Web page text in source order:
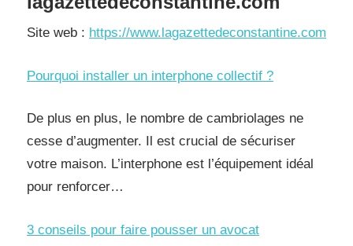
Site web : https://www.lagazettedeconstantine.com
Pourquoi installer un interphone collectif ?
De plus en plus, le nombre de cambriolages ne
cesse d’augmenter. Il est crucial de sécuriser
votre maison. L’interphone est l’équipement idéal
pour renforcer…
3 conseils pour faire pousser un avocat